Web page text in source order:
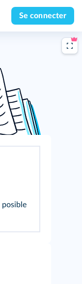
Se connecter
posible